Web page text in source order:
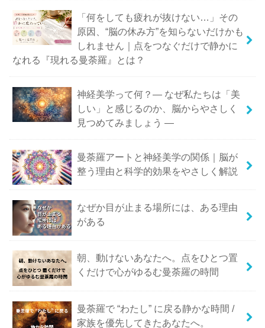
「何をしても疲れが抜けない…」その
原因、“脳の休み方”を知らないだけかも
しれません｜点をつなぐだけで静かに
なれる『現れる曼荼羅』とは？
神経美学って何？― なぜ私たちは「美
しい」と感じるのか、脳からやさしく
見つめてみましょう ―
曼荼羅アートと神経美学の関係｜脳が
整う理由と科学的効果をやさしく解説
なぜか目が止まる場所には、ある理由
がある
朝、動けないあなたへ。点をひとつ置
くだけで心がゆるむ曼荼羅の時間
曼荼羅で “わたし” に戻る静かな時間 /
家族を優先してきたあなたへ。